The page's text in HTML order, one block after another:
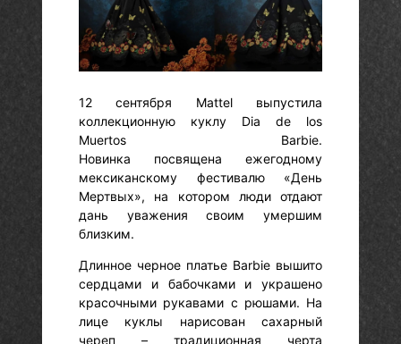
12 сентября Mattel выпустила
коллекционную куклу Dia de los
Muertos Barbie.
Новинка посвящена ежегодному
мексиканскому фестивалю «День
Мертвых», на котором люди отдают
дань уважения своим умершим
близким.
Длинное черное платье Barbie вышито
сердцами и бабочками и украшено
красочными рукавами с рюшами. На
лице куклы нарисован сахарный
череп – традиционная черта